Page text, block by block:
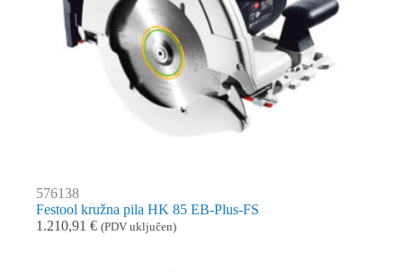
576138
Festool kružna pila HK 85 EB-Plus-FS
1.210,91 € (PDV uključen)